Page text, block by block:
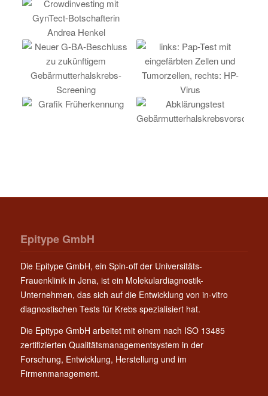
Epitype GmbH
Die Epitype GmbH, ein Spin-off der Universitäts-
Frauenklinik in Jena, ist ein Molekulardiagnostik-
Unternehmen, das sich auf die Entwicklung von in-vitro
diagnostischen Tests für Krebs spezialisiert hat.
Die Epitype GmbH arbeitet mit einem nach ISO 13485
zertifizierten Qualitätsmanagementsystem in der
Forschung, Entwicklung, Herstellung und im
Firmenmanagement.